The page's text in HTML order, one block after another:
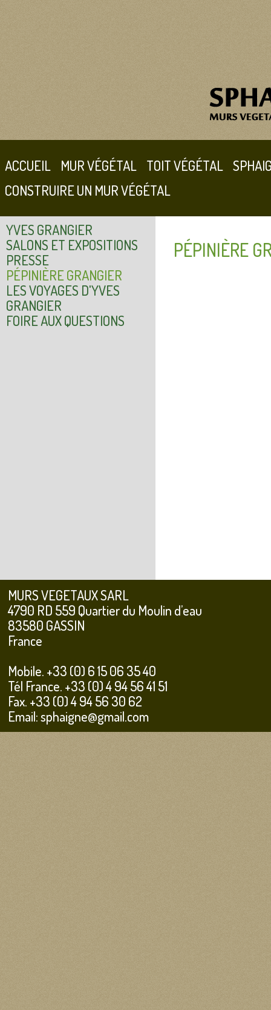
ACCUEIL MUR VÉGÉTAL TOIT VÉGÉTAL
CONSTRUIRE UN MUR VÉGÉTAL
YVES GRANGIER
SALONS ET EXPOSITIONS
PRESSE
PÉPINIÈRE GRANGIER
LES VOYAGES D'YVES
GRANGIER
FOIRE AUX QUESTIONS
PÉPINIÈRE
MURS VEGETAUX SARL
4790 RD 559 Quartier du Moulin d’eau
83580 GASSIN
France
Mobile. +33 (0) 6 15 06 35 40
Tél France. +33 (0) 4 94 56 41 51
Fax. +33 (0) 4 94 56 30 62
Email: sphaigne@gmail.com